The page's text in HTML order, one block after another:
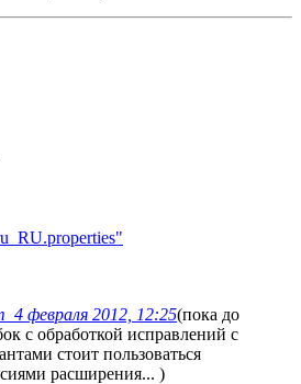
февраля 2012, 12:25(пока до
с обработкой исправлений с
стоит пользоваться
расширения... )